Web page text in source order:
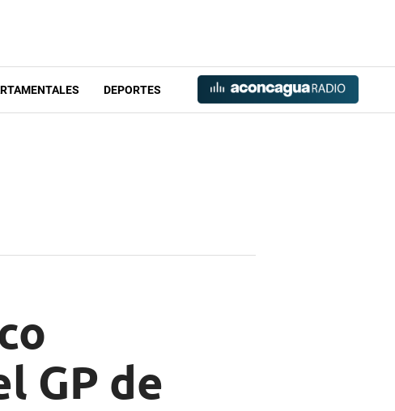
DEPORTES
GP de